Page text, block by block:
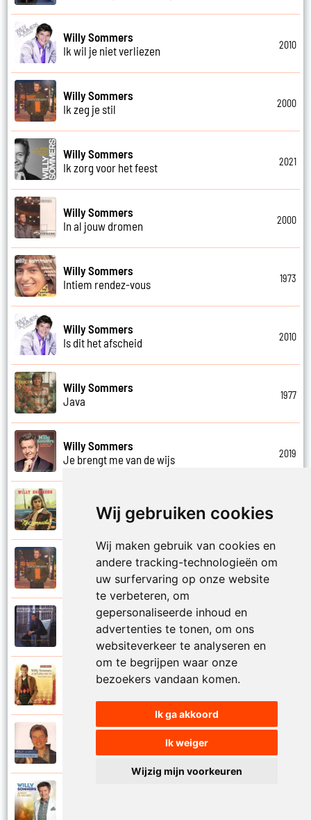
Wij gebruiken cookies
Wij maken gebruik van cookies en
andere tracking-technologieën om
uw surfervaring op onze website
te verbeteren, om
gepersonaliseerde inhoud en
advertenties te tonen, om ons
websiteverkeer te analyseren en
om te begrijpen waar onze
bezoekers vandaan komen.
Ik ga akkoord
Ik weiger
Wijzig mijn voorkeuren
Willy Sommers
Ik wil je niet verliezen
2010
Willy Sommers
Ik zeg je stil
2000
Willy Sommers
Ik zorg voor het feest
2021
Willy Sommers
In al jouw dromen
2000
Willy Sommers
Intiem rendez-vous
1973
Willy Sommers
Is dit het afscheid
2010
Willy Sommers
Java
1977
Willy Sommers
Je brengt me van de wijs
2019
Willy Sommers
Je kus zegt vaarwel
Willy Sommers
Je schenkt hem de dans
2000
Willy Sommers
Willy Sommers
Jij bent als een droom